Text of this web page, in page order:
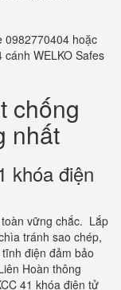
0982770404 hoặc
WELKO Safes
chống
nhất
khóa điện
vững chắc. Lắp
tránh sao chép,
điện đảm bảo
Hoàn thông
41 khóa điện tử